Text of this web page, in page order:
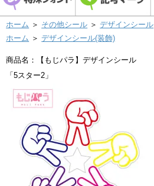
ホーム ＞ その他シール ＞ デザインシール
ホーム ＞ デザインシール(装飾)
商品名：【もじパラ】デザインシール
「5スター2」